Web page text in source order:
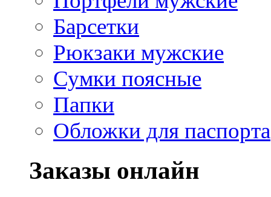
Барсетки
Рюкзаки мужские
Сумки поясные
Папки
Обложки для паспорта
Заказы онлайн